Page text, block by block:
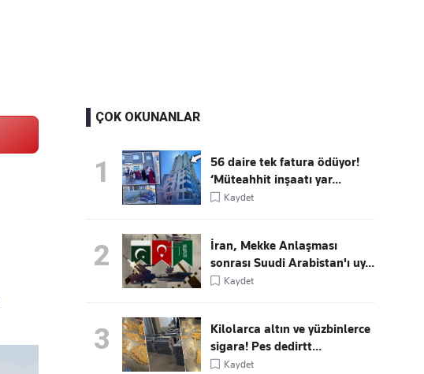
ÇOK OKUNANLAR
1
56 daire tek fatura ödüyor!
‘Müteahhit inşaatı yar...
Kaydet
2
İran, Mekke Anlaşması
sonrası Suudi Arabistan'ı uy...
Kaydet
3
Kilolarca altın ve yüzbinlerce
sigara! Pes dedirtt...
Kaydet